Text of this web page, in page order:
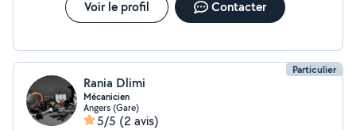
Bricolage,Informatique,Ménage,Repassage,Aide à la
personne,Aide au déménagement,
Je suis impatiente de vous rencontrer. A bientôt. Jess
Voir le profil Contacter
Particulier
Rania Dlimi
Mécanicien
Angers (Gare)
5/5 (2 avis)